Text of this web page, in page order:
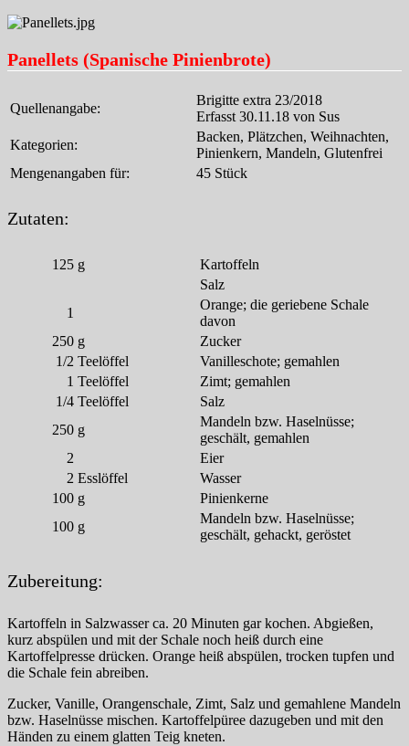
Panellets (Spanische Pinienbrote)
Quellenangabe:
Brigitte extra 23/2018
Erfasst 30.11.18 von Sus
Kategorien:
Backen, Plätzchen, Weihnachten,
Pinienkern, Mandeln, Glutenfrei
Mengenangaben für:
45 Stück
Zutaten:
125 g
Kartoffeln
Salz
1
Orange; die geriebene Schale
davon
250 g
Zucker
1/2 Teelöffel
Vanilleschote; gemahlen
1 Teelöffel
Zimt; gemahlen
1/4 Teelöffel
Salz
250 g
Mandeln bzw. Haselnüsse;
geschält, gemahlen
2
Eier
2 Esslöffel
Wasser
100 g
Pinienkerne
100 g
Mandeln bzw. Haselnüsse;
geschält, gehackt, geröstet
Zubereitung:
Kartoffeln in Salzwasser ca. 20 Minuten gar kochen. Abgießen,
kurz abspülen und mit der Schale noch heiß durch eine
Kartoffelpresse drücken. Orange heiß abspülen, trocken tupfen und
die Schale fein abreiben.
Zucker, Vanille, Orangenschale, Zimt, Salz und gemahlene Mandeln
bzw. Haselnüsse mischen. Kartoffelpüree dazugeben und mit den
Händen zu einem glatten Teig kneten.